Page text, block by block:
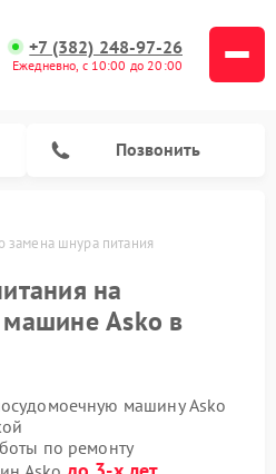
+7 (382) 248-97-26
Ежедневно, с 10:00 до 20:00
Позвонить
замена шнура питания
на
Asko в
машину Asko
по ремонту